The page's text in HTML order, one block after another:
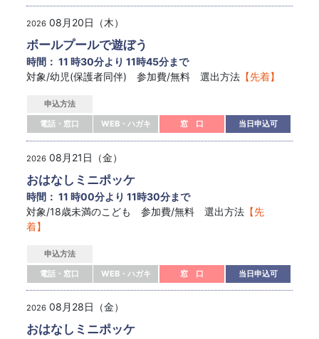
2026 08月20日（木）
ボールプールで遊ぼう
時間： 11 時30分より 11時45分まで
対象/幼児(保護者同伴) 参加費/無料 選出方法 【先着】
申込方法
電話・窓口
WEB・ハガキ 窓 口 当日申込可
2026 08月21日（金）
おはなしミニポッケ
時間： 11 時00分より 11時30分まで
対象/18歳未満のこども 参加費/無料 選出方法 【先
着】
申込方法
電話・窓口
WEB・ハガキ 窓 口 当日申込可
2026 08月28日（金）
おはなしミニポッケ